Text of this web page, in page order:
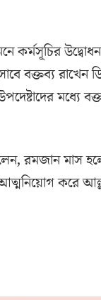
কর্মসূচির
বক্তব্য রাখেন
মধ্যে
রমজান মাস
করে